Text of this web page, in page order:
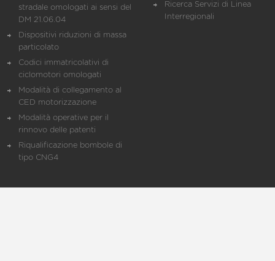
stradale omologati ai sensi del
DM 21.06.04
Dispositivi riduzioni di massa
particolato
Codici immatricolativi di
ciclomotori omologati
Modalità di collegamento al
CED motorizzazione
Modalità operative per il
rinnovo delle patenti
Riqualificazione bombole di
tipo CNG4
Ricerca Servizi di Linea
Interregionali